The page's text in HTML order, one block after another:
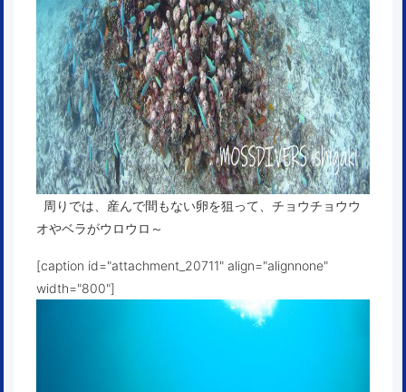
周りでは、産んで間もない卵を狙って、チョウチョウウ
オやベラがウロウロ～
[caption id="attachment_20711" align="alignnone"
width="800"]